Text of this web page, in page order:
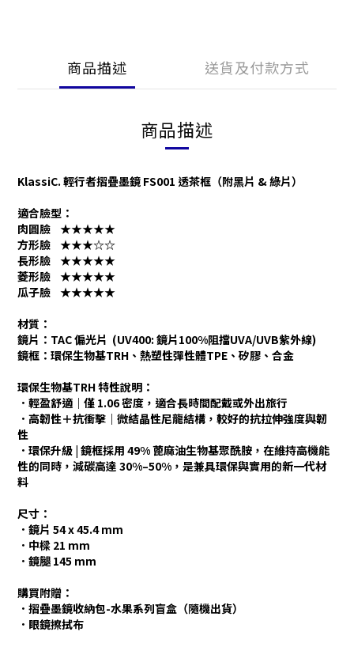
商品描述 送貨及付款方式
商品描述
KlassiC. 輕行者摺疊墨鏡 FS001 透茶框（附黑片 & 綠片）
適合臉型：
肉圓臉 ★★★★★
方形臉 ★★★☆☆
長形臉 ★★★★★
菱形臉 ★★★★★
瓜子臉 ★★★★★
材質：
鏡片：TAC 偏光片 (UV400: 鏡片100%阻擋UVA/UVB紫外線)
鏡框：環保生物基TRH、熱塑性彈性體TPE、矽膠、合金
環保生物基TRH 特性說明：
．輕盈舒適｜僅 1.06 密度，適合長時間配戴或外出旅行
．高韌性＋抗衝擊｜微結晶性尼龍結構，較好的抗拉伸強度與韌
性
．環保升級 | 鏡框採用 49% 蓖麻油生物基聚酰胺，在維持高機能
性的同時，減碳高達 30%–50%，是兼具環保與實用的新一代材
料
尺寸：
．鏡片 54 x 45.4 mm
．中樑 21 mm
．鏡腿 145 mm
購買附贈：
．摺疊墨鏡收納包-水果系列盲盒（隨機出貨）
．眼鏡擦拭布